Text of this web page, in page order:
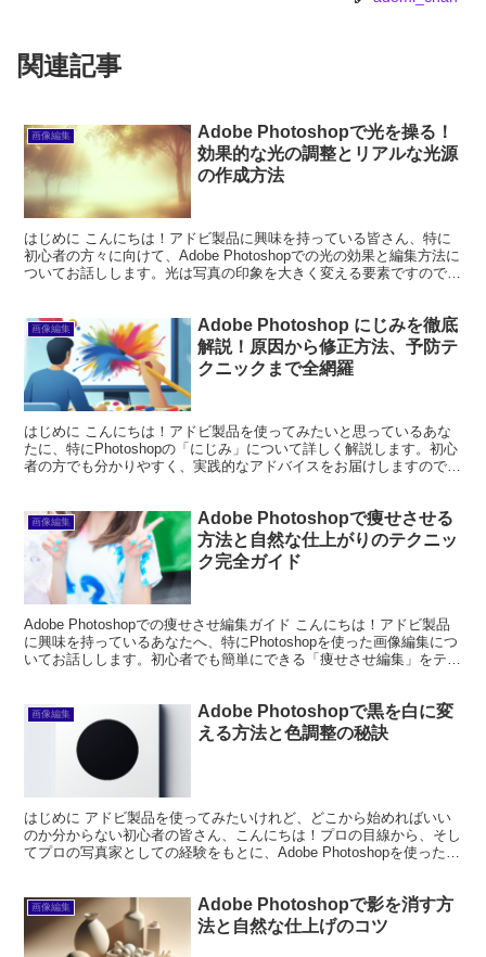
関連記事
画像編集
Adobe Photoshopで光を操る！
効果的な光の調整とリアルな光源
の作成方法
はじめに こんにちは！アドビ製品に興味を持っている皆さん、特に
初心者の方々に向けて、Adobe Photoshopでの光の効果と編集方法に
ついてお話しします。光は写真の印象を大きく変える要素ですので、
画像編集
Adobe Photoshop にじみを徹底
解説！原因から修正方法、予防テ
クニックまで全網羅
はじめに こんにちは！アドビ製品を使ってみたいと思っているあな
たに、特にPhotoshopの「にじみ」について詳しく解説します。初心
者の方でも分かりやすく、実践的なアドバイスをお届けしますので、
画像編集
Adobe Photoshopで痩せさせる
方法と自然な仕上がりのテクニッ
ク完全ガイド
Adobe Photoshopでの痩せさせ編集ガイド こんにちは！アドビ製品
に興味を持っているあなたへ、特にPhotoshopを使った画像編集につ
いてお話しします。初心者でも簡単にできる「痩せさせ編集」をテー
画像編集
Adobe Photoshopで黒を白に変
える方法と色調整の秘訣
はじめに アドビ製品を使ってみたいけれど、どこから始めればいい
のか分からない初心者の皆さん、こんにちは！プロの目線から、そし
てプロの写真家としての経験をもとに、Adobe Photoshopを使った画
画像編集
Adobe Photoshopで影を消す方
法と自然な仕上げのコツ